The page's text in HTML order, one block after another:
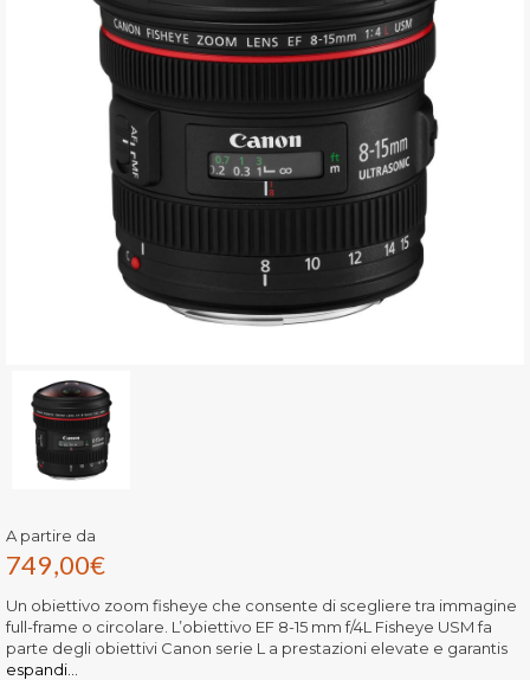
A partire da
749,00€
Un obiettivo zoom fisheye che consente di scegliere tra immagine
full-frame o circolare. L’obiettivo EF 8-15 mm f/4L Fisheye USM fa
parte degli obiettivi Canon serie L a prestazioni elevate e garantis
espandi...